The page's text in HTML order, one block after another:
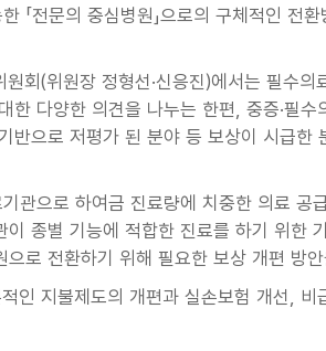
「전문의 중심병원」으로의 구체적인 전
회(위원장 정형선·신응진)에서는 필수
한 다양한 의견을 나누는 한편, 중증·필
반으로 저평가 된 분야 등 보상이 시급한
관으로 하여금 진료량에 치중한 의료 공
종별 기능에 적합한 진료를 하기 위한
로 전환하기 위해 필요한 보상 개편 방
인 지불제도의 개편과 실손보험 개선,